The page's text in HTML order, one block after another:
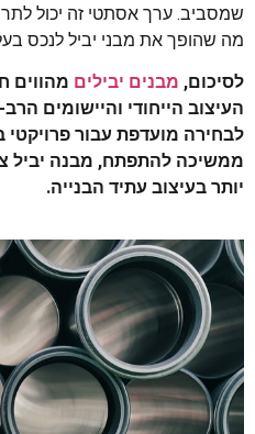
שמסביב. ערך אסתטי זה יכול
מה שהופך את מבני יביל לנכס
לסיכום, מבנים יבילים מהווים
העיצוב הייחודי והיישומים
לבחירה מועדפת עבור פרויקטי
ממשיכה להתפתח, מבנה יביל
יותר בעיצוב עתיד הבנייה.